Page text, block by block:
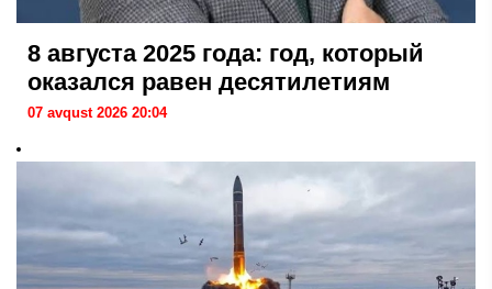
8 августа 2025 года: год, который
оказался равен десятилетиям
07 avqust 2026 20:04